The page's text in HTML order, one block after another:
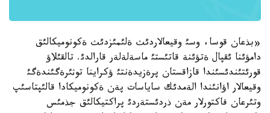
«بذعان قوسا، وسئ وقيعالاردئث ةلئمئزدئث ةكونوميكالئق
دامؤئنا ئقپال ةتؤئنة قاتئستئ ماسةلةلةر قارالدئ. تالقئلاؤ
قورئتئندئسئندا قازاقستان پرةزيدةنتئ ؤكراينا توثئرةگئندةگئ
وقيعالار اؤانئندا الةمدئك ساياسات پةن ةكونوميكادا قالئپتاسئپ
وتئرعان فاكتورلار مةن ذردئستةردئ پراكتيكالئق جذمئس